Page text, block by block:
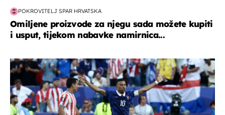
POKROVITELJ SPAR HRVATSKA
Omiljene proizvode za njegu sada možete kupiti
i usput, tijekom nabavke namirnica...
svjetsko prvenstvo 2026